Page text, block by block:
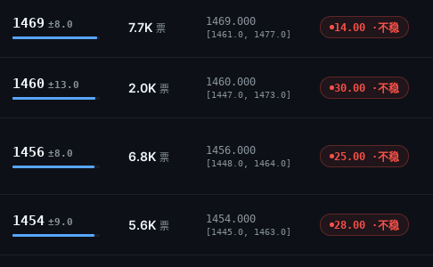
1469 ±8.0 7.7K 票
1469.000
[1461.0, 1477.0]
14.00 ·不稳
1460 ±13.0 2.0K 票
1460.000
[1447.0, 1473.0]
30.00 ·不稳
1456 ±8.0 6.8K 票
1456.000
[1448.0, 1464.0]
25.00 ·不稳
1454 ±9.0 5.6K 票
1454.000
[1445.0, 1463.0]
28.00 ·不稳